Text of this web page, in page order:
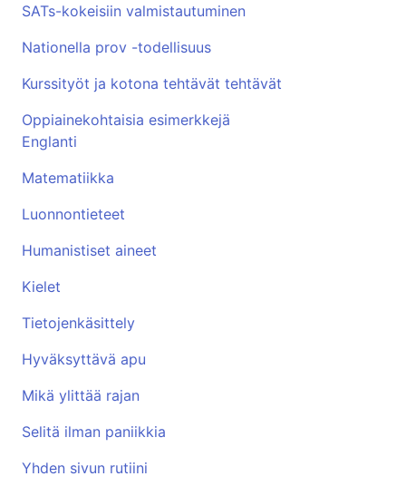
SATs-kokeisiin valmistautuminen
Nationella prov -todellisuus
Kurssityöt ja kotona tehtävät tehtävät
Oppiainekohtaisia esimerkkejä
Englanti
Matematiikka
Luonnontieteet
Humanistiset aineet
Kielet
Tietojenkäsittely
Hyväksyttävä apu
Mikä ylittää rajan
Selitä ilman paniikkia
Yhden sivun rutiini